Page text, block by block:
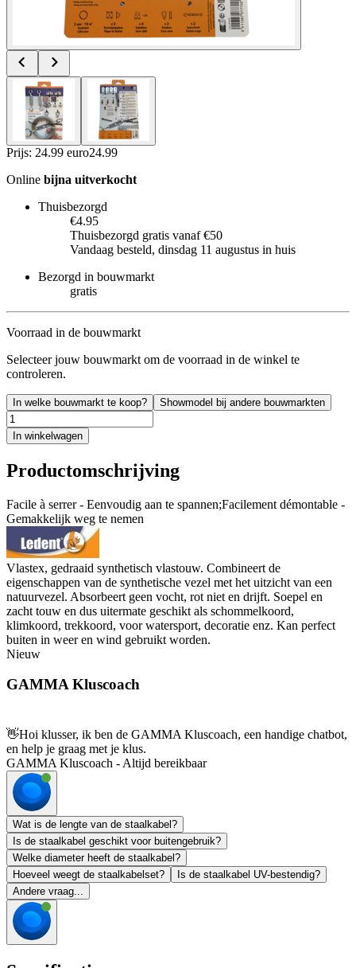
Prijs: 24.99 euro24.99
Online bijna uitverkocht
Thuisbezorgd
€4.95
Thuisbezorgd gratis vanaf €50
Vandaag besteld, dinsdag 11 augustus in huis
Bezorgd in bouwmarkt
gratis
Voorraad in de bouwmarkt
Selecteer jouw bouwmarkt om de voorraad in de winkel te
controleren.
In welke bouwmarkt te koop? Showmodel bij andere bouwmarkten
In winkelwagen
Productomschrijving
Facile à serrer - Eenvoudig aan te spannen;Facilement démontable -
Gemakkelijk weg te nemen
Vlastex, gedraaid synthetisch vlastouw. Combineert de
eigenschappen van de synthetische vezel met het uitzicht van een
natuurvezel. Absorbeert geen vocht, rot niet en drijft. Soepel en
zacht touw en dus uitermate geschikt als schommelkoord,
klimkoord, trekkoord, voor watersport, decoratie enz. Kan perfect
buiten in weer en wind gebruikt worden.
Nieuw
GAMMA Kluscoach
👋Hoi klusser, ik ben de GAMMA Kluscoach, een handige chatbot,
en help je graag met je klus.
GAMMA Kluscoach - Altijd bereikbaar
Wat is de lengte van de staalkabel?
Is de staalkabel geschikt voor buitengebruik?
Welke diameter heeft de staalkabel?
Hoeveel weegt de staalkabelset?
Is de staalkabel UV-bestendig?
Andere vraag...